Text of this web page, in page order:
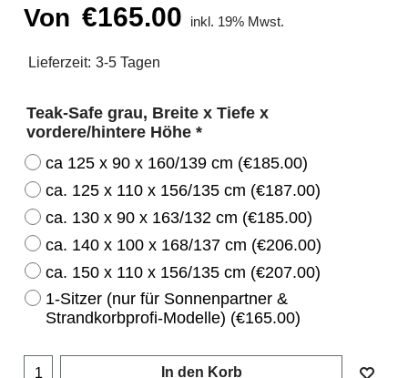
Von €165.00 inkl. 19% Mwst.
Lieferzeit: 3-5 Tagen
Teak-Safe grau, Breite x Tiefe x
vordere/hintere Höhe *
ca 125 x 90 x 160/139 cm (€185.00)
ca. 125 x 110 x 156/135 cm (€187.00)
ca. 130 x 90 x 163/132 cm (€185.00)
ca. 140 x 100 x 168/137 cm (€206.00)
ca. 150 x 110 x 156/135 cm (€207.00)
1-Sitzer (nur für Sonnenpartner &
Strandkorbprofi-Modelle) (€165.00)
In den Korb